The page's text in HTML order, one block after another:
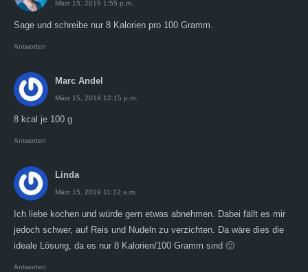
März 15, 2019 1:55 p.m.
Sage und schreibe nur 8 Kalorien pro 100 Gramm.
Antworten
Marc Andel
März 15, 2019 12:15 p.m.
8 kcal je 100 g
Antworten
Linda
März 15, 2019 11:12 a.m.
Ich liebe kochen und würde gern etwas abnehmen. Dabei fällt es mir
jedoch schwer, auf Reis und Nudeln zu verzichten. Da wäre dies die
ideale Lösung, da es nur 8 Kalorien/100 Gramm sind 🙂
Antworten